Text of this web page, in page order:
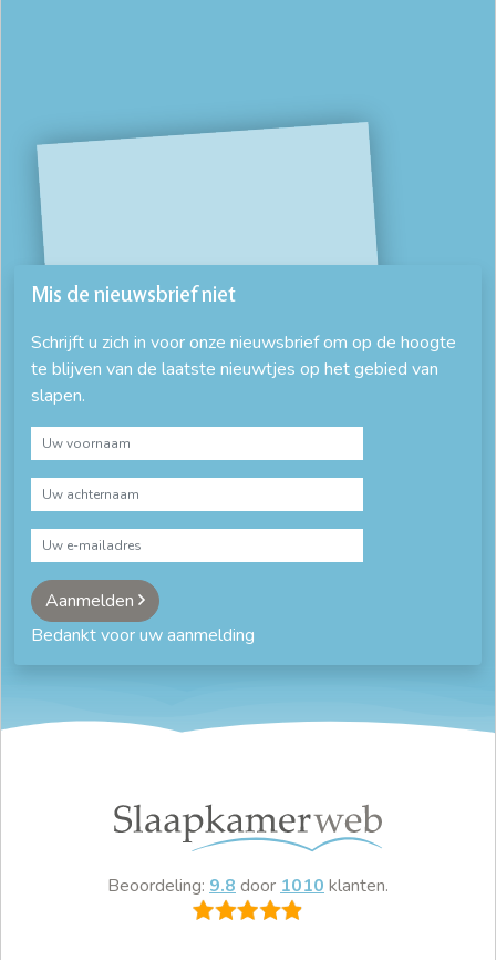
Mis de nieuwsbrief niet
Schrijft u zich in voor onze nieuwsbrief om op de hoogte
te blijven van de laatste nieuwtjes op het gebied van
slapen.
Aanmelden
Bedankt voor uw aanmelding
Beoordeling: 9.8 door 1010 klanten.